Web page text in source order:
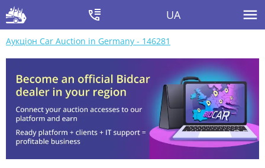
UA
Аукціон Car Auction in Germany - 146281